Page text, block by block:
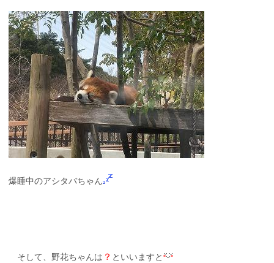
爆睡中のアシタバちゃん
そして、野花ちゃんは ？ といいますと